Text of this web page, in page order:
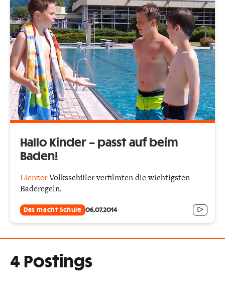
Hallo Kinder – passt auf beim
Baden!
LienzerVolksschüler verfilmten die wichtigsten
Baderegeln.
Das macht Schule 06.07.2014
4 Postings